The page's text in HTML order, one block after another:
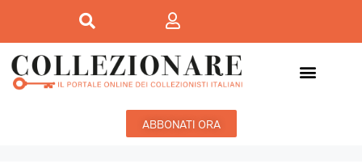
ABBONATI ORA